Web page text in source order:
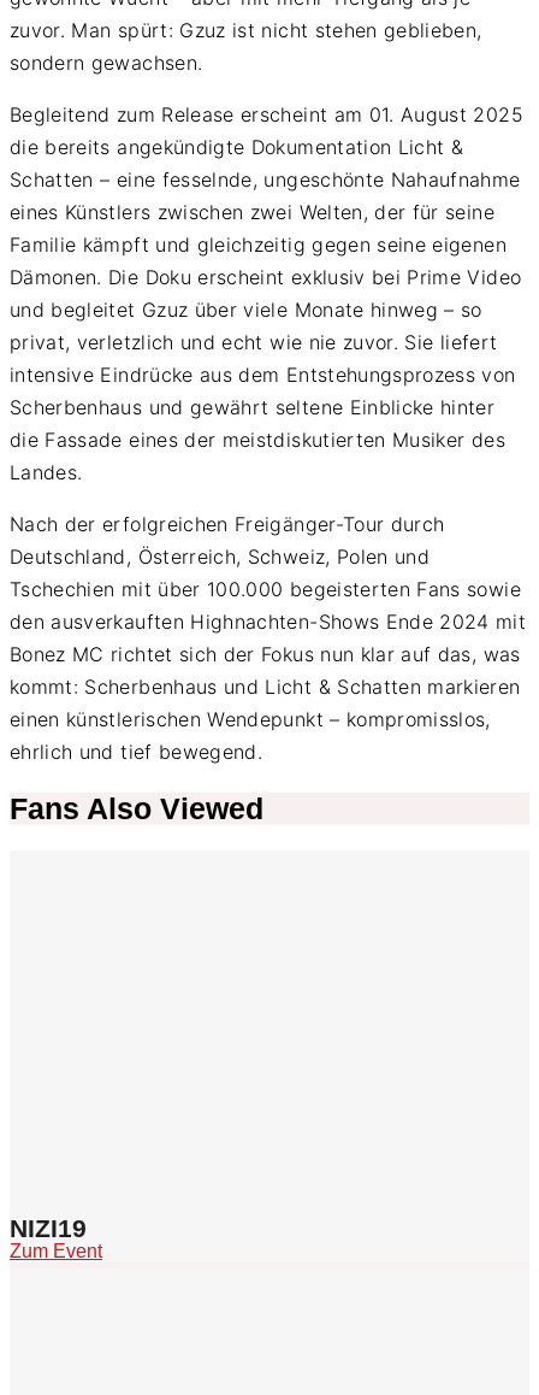
zuvor. Man spürt: Gzuz ist nicht stehen geblieben,
sondern gewachsen.
Begleitend zum Release erscheint am 01. August 2025
die bereits angekündigte Dokumentation Licht &
Schatten – eine fesselnde, ungeschönte Nahaufnahme
eines Künstlers zwischen zwei Welten, der für seine
Familie kämpft und gleichzeitig gegen seine eigenen
Dämonen. Die Doku erscheint exklusiv bei Prime Video
und begleitet Gzuz über viele Monate hinweg – so
privat, verletzlich und echt wie nie zuvor. Sie liefert
intensive Eindrücke aus dem Entstehungsprozess von
Scherbenhaus und gewährt seltene Einblicke hinter
die Fassade eines der meistdiskutierten Musiker des
Landes.
Nach der erfolgreichen Freigänger-Tour durch
Deutschland, Österreich, Schweiz, Polen und
Tschechien mit über 100.000 begeisterten Fans sowie
den ausverkauften Highnachten-Shows Ende 2024 mit
Bonez MC richtet sich der Fokus nun klar auf das, was
kommt: Scherbenhaus und Licht & Schatten markieren
einen künstlerischen Wendepunkt – kompromisslos,
ehrlich und tief bewegend.
Fans Also Viewed
NIZI19
Zum Event